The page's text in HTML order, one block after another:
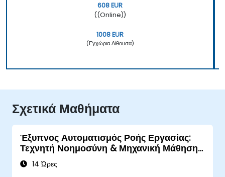
608 EUR
((Online))
1008 EUR
(Εγχώρια Αίθουσα)
Σχετικά Μαθήματα
Έξυπνος Αυτοματισμός Ροής Εργασίας:
Τεχνητή Νοημοσύνη & Μηχανική Μάθηση
με το Make
14 Ώρες